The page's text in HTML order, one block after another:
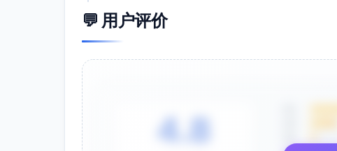
💬 用户评价
4.8